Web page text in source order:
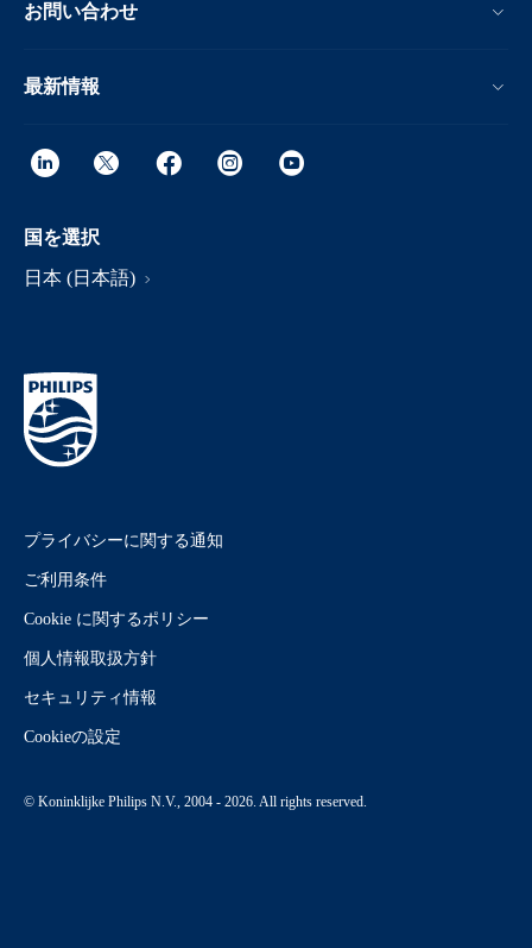
お問い合わせ
最新情報
国を選択
日本 (日本語)
プライバシーに関する通知
ご利用条件
Cookie に関するポリシー
個人情報取扱方針
セキュリティ情報
Cookieの設定
© Koninklijke Philips N.V., 2004 - 2026. All rights reserved.